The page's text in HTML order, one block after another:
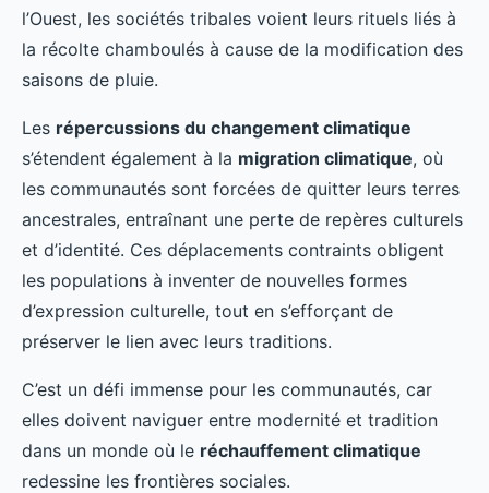
l’Ouest, les sociétés tribales voient leurs rituels liés à
la récolte chamboulés à cause de la modification des
saisons de pluie.
Les répercussions du changement climatique
s’étendent également à la migration climatique, où
les communautés sont forcées de quitter leurs terres
ancestrales, entraînant une perte de repères culturels
et d’identité. Ces déplacements contraints obligent
les populations à inventer de nouvelles formes
d’expression culturelle, tout en s’efforçant de
préserver le lien avec leurs traditions.
C’est un défi immense pour les communautés, car
elles doivent naviguer entre modernité et tradition
dans un monde où le réchauffement climatique
redessine les frontières sociales.